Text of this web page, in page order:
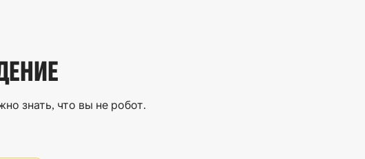
знать, что вы не робот.